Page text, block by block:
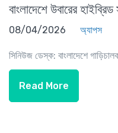
বাংলাদেশে উবারের
08/04/2026 অ্যাপস
সিনিউজ ডেস্ক: বাংলাদেশে
Read More